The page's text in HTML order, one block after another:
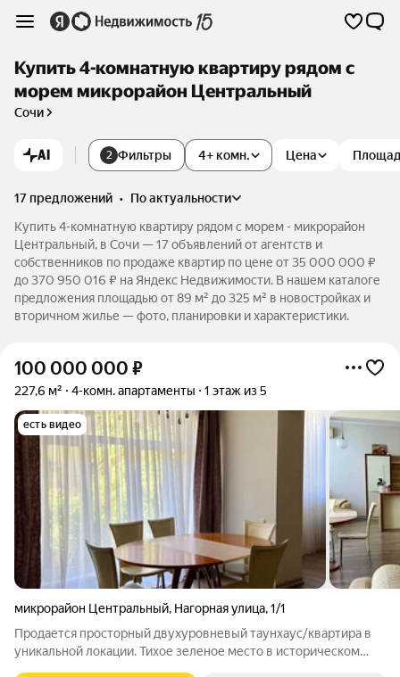
Купить 4-комнатную квартиру рядом с
морем микрорайон Центральный
Сочи
AI 2 Фильтры 4+ комн. Цена
17 предложений •
по актуальности
Купить 4-комнатную квартиру рядом с морем - микрорайон
Центральный, в Сочи — 17 объявлений от агентств и
собственников по продаже квартир по цене от 35 000 000 ₽
до 370 950 016 ₽ на Яндекс Недвижимости. В нашем каталоге
предложения площадью от 89 м² до 325 м² в новостройках и
вторичном жилье — фото, планировки и характеристики.
100 000 000 ₽
227,6 м² 4-комн. апартаменты 1 этаж из 5
есть видео
микрорайон Центральный, Нагорная улица,1/1
Продается просторный двухуровневый таунхаус/квартира в
уникальной локации. Тихое зеленое место в историческом